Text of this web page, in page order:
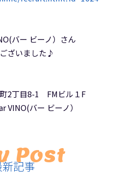
バー ビーノ）さん
ざいました♪
2丁目8-1 FMビル１F
VINO(バー ビーノ）
Post
記事